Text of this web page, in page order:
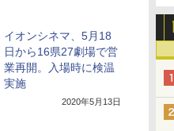
イオンシネマ、5月18
日から16県27劇場で営
業再開。入場時に検温
実施
2020年5月13日